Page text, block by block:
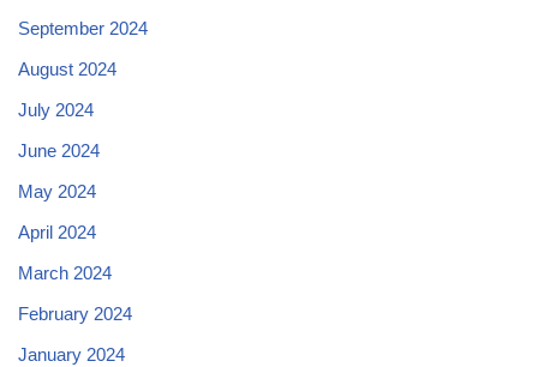
September 2024
August 2024
July 2024
June 2024
May 2024
April 2024
March 2024
February 2024
January 2024